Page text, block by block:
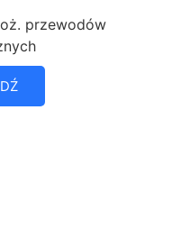
przewodów